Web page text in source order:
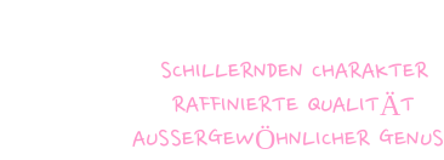
SCHILLERNDEN CHARAKTER
RAFFINIERTE QUALITÄT
AUSSERGEWÖHNLICHER GENUSS